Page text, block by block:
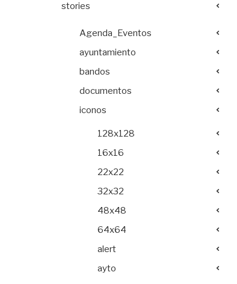
stories
Agenda_Eventos
ayuntamiento
bandos
documentos
iconos
128x128
16x16
22x22
32x32
48x48
64x64
alert
ayto